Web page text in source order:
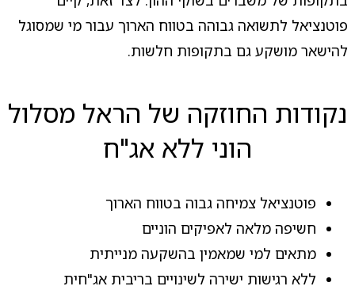
פוטנציאל לתשואה גבוהה בטווח הארוך עבור מי שמסוגל
להישאר מושקע גם בתקופות חלשות.
נקודות החוזקה של הראל מסלול
הוני ללא אג"ח
פוטנציאל צמיחה גבוה בטווח הארוך
חשיפה מלאה לאפיקים הוניים
מתאים למי שמאמין בהשקעה מנייתית
ללא רגישות ישירה לשינויים בריבית אג"חית